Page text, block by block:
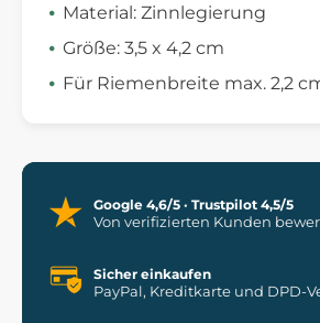
Material: Zinnlegierung
Größe: 3,5 x 4,2 cm
Für Riemenbreite max. 2,2
Google 4,6/5 · Trustpilot 4,5/5
Von verifizierten Kunden
Sicher einkaufen
PayPal, Kreditkarte und DPD-